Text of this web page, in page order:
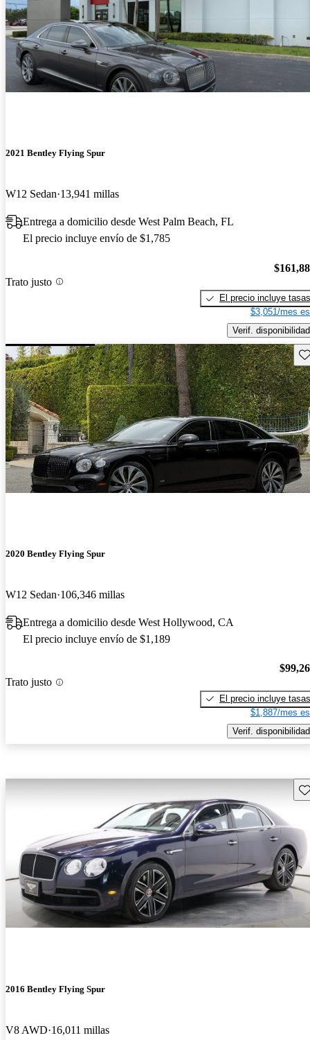
2021 Bentley Flying Spur
W12 Sedan 13,941 millas
Entrega a domicilio desde West Palm Beach, FL
El precio incluye envío de $1,785
Trato justo
El precio incluye tasas
$3,051/mes
Verif. disponibilidad
2020 Bentley Flying Spur
W12 Sedan 106,346 millas
Entrega a domicilio desde West Hollywood, CA
El precio incluye envío de $1,189
Trato justo
El precio incluye tasas
$1,887/mes
Verif. disponibilidad
2016 Bentley Flying Spur
V8 AWD 16,011 millas